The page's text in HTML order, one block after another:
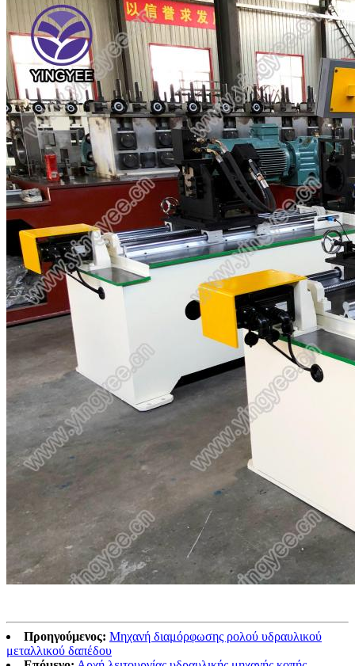
Προηγούμενος: Μηχανή διαμόρφωσης ρολού υδραυλικού
μεταλλικού δαπέδου